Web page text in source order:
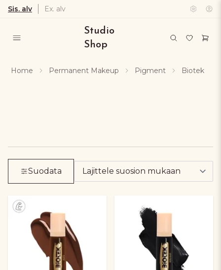
Sis. alv Ex. alv
Studio
Shop
Home Permanent Makeup Pigment Biotek
Suodata
Suodata mukaan produkter. Klicka för att
Tar bort alla aktiva filter och visar alla